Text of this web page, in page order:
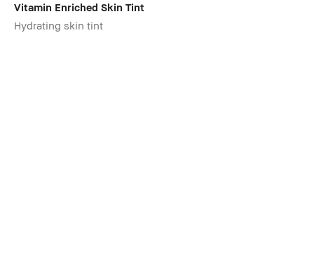
Vitamin Enriched Skin Tint
Hydrating skin tint